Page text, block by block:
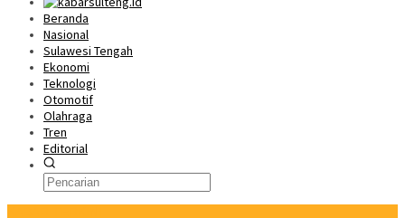
Beranda
Nasional
Sulawesi Tengah
Ekonomi
Teknologi
Otomotif
Olahraga
Tren
Editorial